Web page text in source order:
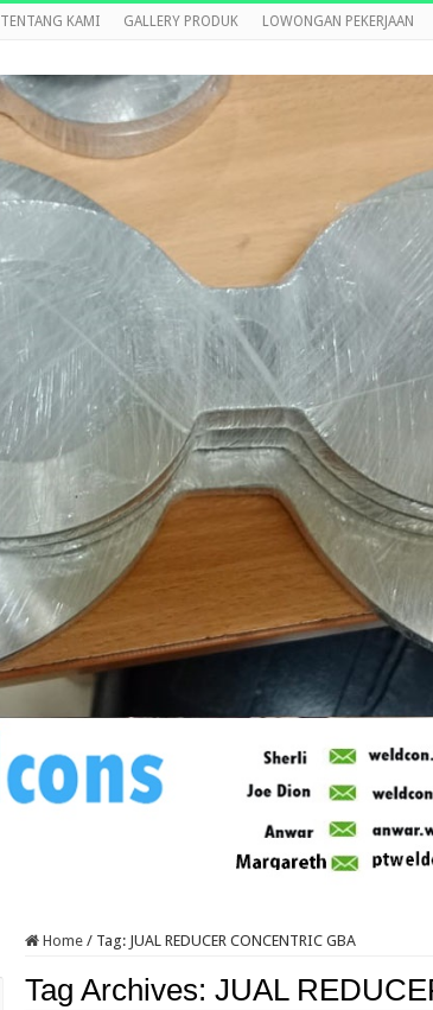
TENTANG KAMI GALLERY PRODUK LOWONGAN PEKERJAAN
Home / Tag: JUAL REDUCER CONCENTRIC GBA
Tag Archives: JUAL